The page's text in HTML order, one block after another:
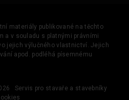
materiály publikované na těchto
a v souladu s platnými právními
jejich výlučného vlastnictví. Jejich
apod. podléhá písemnému
Servis pro stavaře a stavebníky